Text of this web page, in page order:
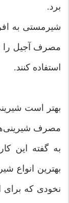
برد.
شیرمستی به
مصرف آجیل را
استفاده کنند.
بهتر است
مصرف
به گفته این
بهترین انواع
نخودی که